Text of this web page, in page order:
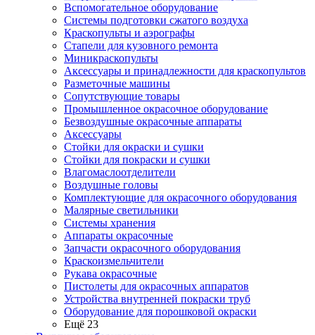
Вспомогательное оборудование
Системы подготовки сжатого воздуха
Краскопульты и аэрографы
Стапели для кузовного ремонта
Миникраскопульты
Аксессуары и принадлежности для краскопультов
Разметочные машины
Сопутствующие товары
Промышленное окрасочное оборудование
Безвоздушные окрасочные аппараты
Аксессуары
Стойки для окраски и сушки
Стойки для покраски и сушки
Влагомаслоотделители
Воздушные головы
Комплектующие для окрасочного оборудования
Малярные светильники
Системы хранения
Аппараты окрасочные
Запчасти окрасочного оборудования
Краскоизмельчители
Рукава окрасочные
Пистолеты для окрасочных аппаратов
Устройства внутренней покраски труб
Оборудование для порошковой окраски
Ещё 23